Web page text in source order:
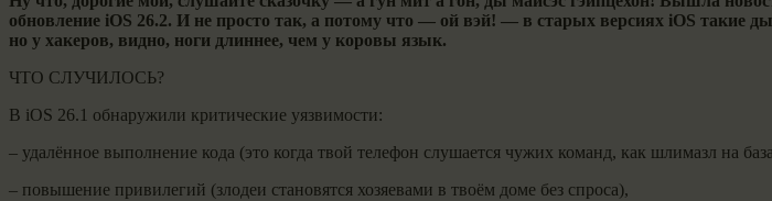
обновление iOS 26.2. И не просто так, а потому что — ой вэй! — в старых версиях iOS такие
но у хакеров, видно, ноги длиннее, чем у коровы язык.
ЧТО СЛУЧИЛОСЬ?
В iOS 26.1 обнаружили критические уязвимости:
– удалённое выполнение кода (это когда твой телефон слушается чужих команд, как шлимазл на
– повышение привилегий (злодеи становятся хозяевами в твоём доме без спроса),